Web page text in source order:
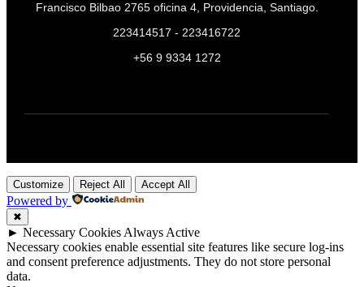
Francisco Bilbao 2765 oficina 4, Providencia, Santiago.
223414517 - 223416722
+56 9 9334 1272
Customize Reject All Accept All
Powered by
✖
► Necessary Cookies Always Active
Necessary cookies enable essential site features like secure log-ins
and consent preference adjustments. They do not store personal
data.